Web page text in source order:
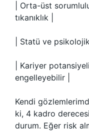
| Orta-üst
tıkanıklık |
| Statü ve psikolojik
| Kariyer
engelleyebilir |
Kendi
ki, 4 kadro derecesi
durum. Eğer risk